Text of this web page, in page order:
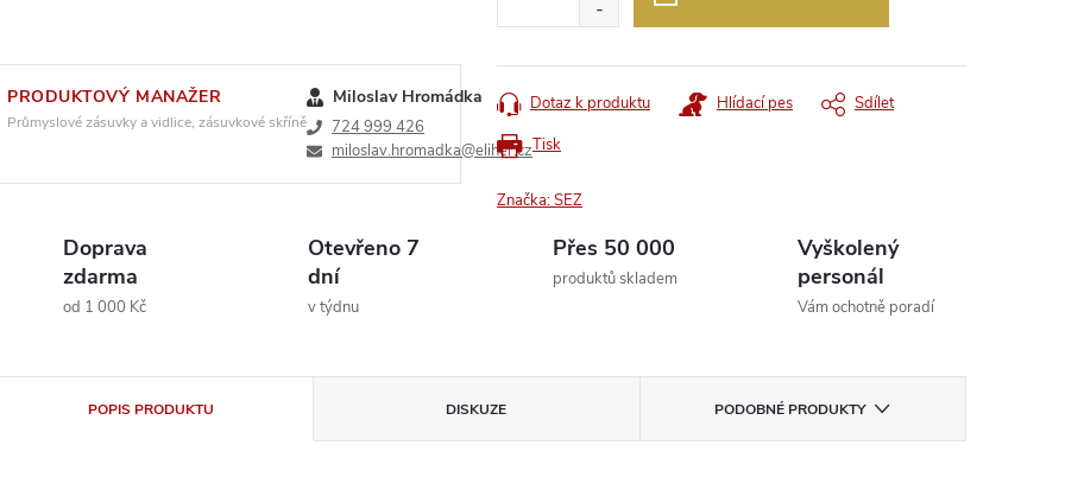
PRODUKTOVÝ MANAŽER
Průmyslové zásuvky a vidlice, zásuvkové skříně
Miloslav Hromádka
724 999 426
miloslav.hromadka@eliher.czTisk
Dotaz k produktu Hlídací pes Sdílet
Značka:SEZ
Doprava
zdarma
od 1 000 Kč
Otevřeno 7
dní
v týdnu
Přes 50 000
produktů skladem
Vyškolený
personál
Vám ochotně poradí
POPIS PRODUKTU DISKUZE PODOBNÉ PRODUKTY